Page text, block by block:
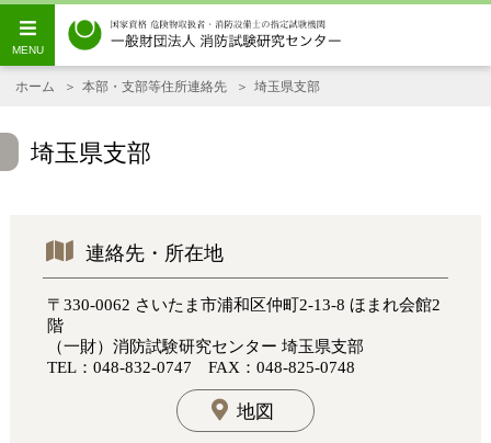
ホーム 本部・支部等住所連絡先 埼玉県支部
埼玉県支部
連絡先・所在地
〒330-0062 さいたま市浦和区仲町2-13-8 ほまれ会館2
階
（一財）消防試験研究センター 埼玉県支部
TEL：048-832-0747 FAX：048-825-0748
地図